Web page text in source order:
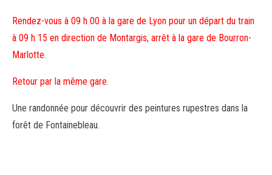
Rendez-vous à 09 h 00 à la gare de Lyon pour un départ du train
à 09 h 15 en direction de Montargis, arrêt à la gare de Bourron-
Marlotte.
Retour par la même gare.
Une randonnée pour découvrir des peintures rupestres dans la
forêt de Fontainebleau.